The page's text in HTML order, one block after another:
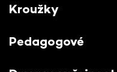
Kroužky
Pedagogové